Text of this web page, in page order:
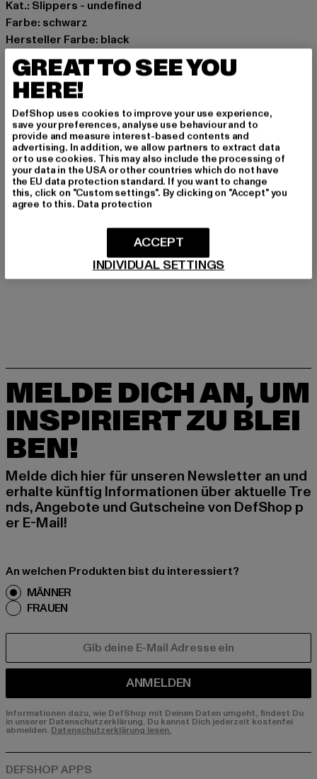
Kat.: Slippers - undefined
Farbe: schwarz
Hersteller Farbe: black
Obermaterial: sonstiges Material
Innenfutter: sonstiges Material
Art.Nr: 1620054-00007
Hersteller: Buffalo Boots GmbH |service-de@buffalo-
boots.com
Schanzenstraße 41 | 51063 Köln | DE
GRÖSSE & PASSFORM
LIEFERUNG & RÜCKGABE
MELDE DICH AN, UM
INSPIRIERT ZU BLEI
BEN!
Melde dich hier für unseren Newsletter an und
erhalte künftig Informationen über aktuelle Tre
nds, Angebote und Gutscheine von DefShop p
er E-Mail!
An welchen Produkten bist du interessiert?
MÄNNER
FRAUEN
ANMELDEN
Informationen dazu, wie DefShop mit Deinen Daten umgeht, findest Du
in unserer Datenschutzerklärung. Du kannst Dich jederzeit kostenfei
abmelden. Datenschutzerklärung lesen.
GREAT TO SEE YOU
HERE!
DefShop uses cookies to improve your use experience,
save your preferences, analyse use behaviour and to
provide and measure interest-based contents and
advertising. In addition, we allow partners to extract data
or to use cookies. This may also include the processing of
your data in the USA or other countries which do not have
the EU data protection standard. If you want to change
this, click on "Custom settings". By clicking on "Accept" you
agree to this. Data protection
INDIVIDUAL SETTINGS
ACCEPT